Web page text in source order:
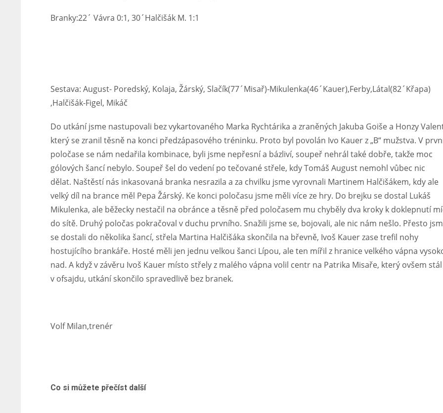
Branky:22´ Vávra 0:1, 30´Halčišák M. 1:1
Sestava: August- Poredský, Kolaja, Žárský, Slačík(77´Misař)-Mikulenka(46´Kauer),Ferby,Látal(82´Křapa)
,Halčišák-Figel, Mikáč
Do utkání jsme nastupovali bez vykartovaného Marka Rychtárika a zraněných Jakuba Goiše a Honzy
který se zranil těsně na konci předzápasového tréninku. Proto byl povolán Ivo Kauer z „B“ mužstva. V
poločase se nám nedařila kombinace, byli jsme nepřesní a bázliví, soupeř nehrál také dobře, takže moc
gólových šancí nebylo. Soupeř šel do vedení po tečované střele, kdy Tomáš August nemohl vůbec nic
dělat. Naštěstí nás inkasovaná branka nesrazila a za chvilku jsme vyrovnali Martinem Halčišákem, kdy ale
velký díl na brance měl Pepa Žárský. Ke konci poločasu jsme měli více ze hry. Do brejku se dostal Lukáš
Mikulenka, ale běžecky nestačil na obránce a těsně před poločasem mu chyběly dva kroky k doklepnutí
do sítě. Druhý poločas pokračoval v duchu prvního. Snažili jsme se, bojovali, ale nic nám nešlo. Přesto
se dostali do několika šancí, střela Martina Halčišáka skončila na břevně, Ivoš Kauer zase trefil nohy
hostujícího brankáře. Hosté měli jen jednu velkou šanci Lípou, ale ten mířil z hranice velkého vápna
nad. A když v závěru Ivoš Kauer místo střely z malého vápna volil centr na Patrika Misaře, který ovšem stál
v ofsajdu, utkání skončilo spravedlivě bez branek.
Volf Milan,trenér
Co si můžete přečíst další